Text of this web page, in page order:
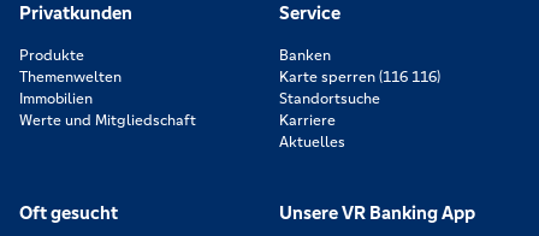
Privatkunden
Produkte
Themenwelten
Immobilien
Werte und Mitgliedschaft
Service
Banken
Karte sperren (116 116)
Standortsuche
Karriere
Aktuelles
Oft gesucht Unsere VR Banking App